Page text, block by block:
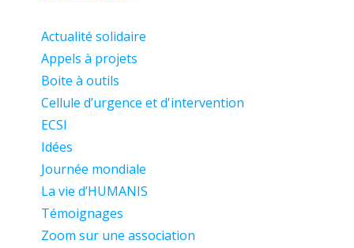
Actualité solidaire
Appels à projets
Boite à outils
Cellule d’urgence et d'intervention
ECSI
Idées
Journée mondiale
La vie d’HUMANIS
Témoignages
Zoom sur une association